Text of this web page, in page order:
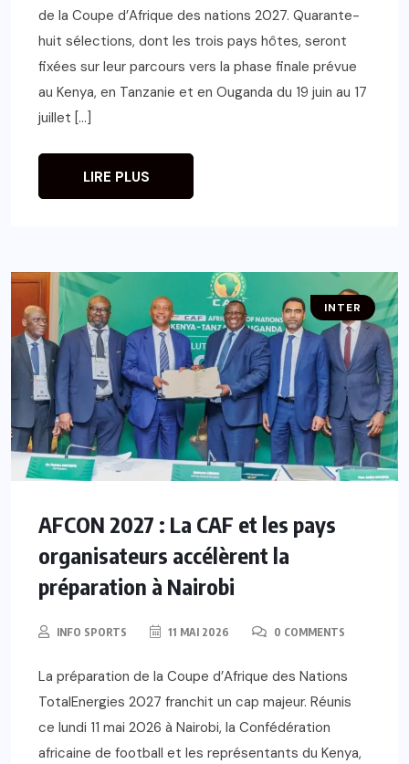
de la Coupe d’Afrique des nations 2027. Quarante-
huit sélections, dont les trois pays hôtes, seront
fixées sur leur parcours vers la phase finale prévue
au Kenya, en Tanzanie et en Ouganda du 19 juin au 17
juillet […]
LIRE PLUS
INTER
AFCON 2027 : La CAF et les pays
organisateurs accélèrent la
préparation à Nairobi
INFO SPORTS 11 MAI 2026 0 COMMENTS
La préparation de la Coupe d’Afrique des Nations
TotalEnergies 2027 franchit un cap majeur. Réunis
ce lundi 11 mai 2026 à Nairobi, la Confédération
africaine de football et les représentants du Kenya,